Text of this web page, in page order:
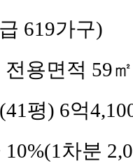
619가구)
전용면적 59
평) 6억
차분